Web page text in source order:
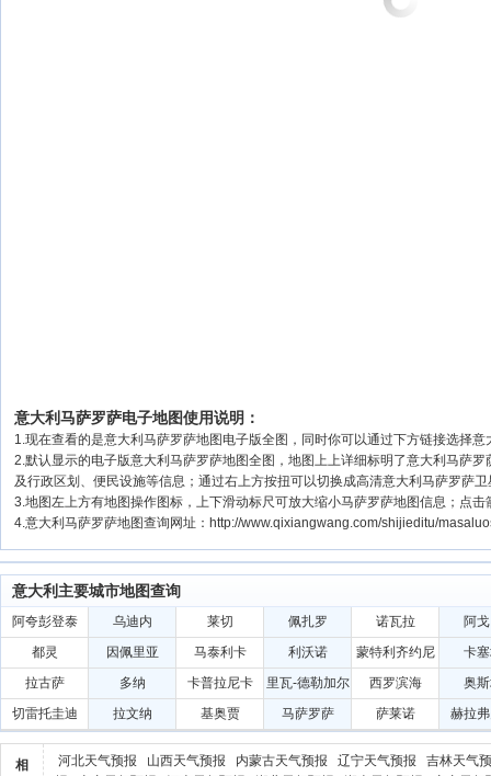
意大利马萨罗萨电子地图使用说明：
1.现在查看的是意大利马萨罗萨地图电子版全图，同时你可以通过下方链接选择
2.默认显示的电子版意大利马萨罗萨地图全图，地图上上详细标明了意大利马萨
及行政区划、便民设施等信息；通过右上方按扭可以切换成高清意大利马萨罗萨
3.地图左上方有地图操作图标，上下滑动标尺可放大缩小马萨罗萨地图信息；点
4.意大利马萨罗萨地图查询网址：http://www.qixiangwang.com/shijieditu/
意大利主要城市地图查询
阿夸彭登泰 乌迪内 莱切 佩扎罗 诺瓦拉
阿
都灵
因佩里亚 马泰利卡 利沃诺 蒙特利齐约尼
卡
拉古萨
多纳 卡普拉尼卡
里瓦-德勒加尔
达
西罗滨海
奥
切雷托圭迪
拉文纳 基奥贾 马萨罗萨 萨莱诺 赫拉
相
河北天气预报 山西天气预报 内蒙古天气预报 辽宁天气预报
吉林天气